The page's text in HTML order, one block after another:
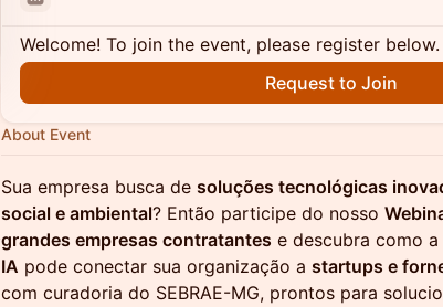
Welcome! To join the event, please register below.
Request to Join
About Event
Sua empresa busca de soluções tecnológicas
social e ambiental? Então participe do nosso
grandes empresas contratantes e descubra como a
IA pode conectar sua organização a startups e
com curadoria do SEBRAE-MG, prontos para